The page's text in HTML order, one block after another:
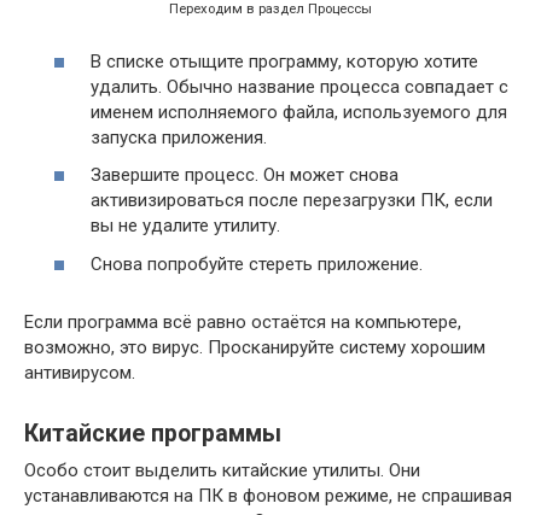
Переходим в раздел Процессы
В списке отыщите программу, которую хотите
удалить. Обычно название процесса совпадает с
именем исполняемого файла, используемого для
запуска приложения.
Завершите процесс. Он может снова
активизироваться после перезагрузки ПК, если
вы не удалите утилиту.
Снова попробуйте стереть приложение.
Если программа всё равно остаётся на компьютере,
возможно, это вирус. Просканируйте систему хорошим
антивирусом.
Китайские программы
Особо стоит выделить китайские утилиты. Они
устанавливаются на ПК в фоновом режиме, не спрашивая